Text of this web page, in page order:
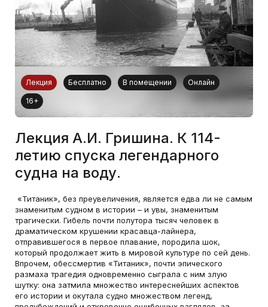
Лекция Бесплатно В помещении Онлайн
16+
Лекция А.И. Гришина. К 114-
летию спуска легендарного
судна на воду.
«Титаник», без преувеличения, является едва ли не самым
знаменитым судном в истории – и увы, знаменитым
трагически. Гибель почти полутора тысяч человек в
драматическом крушении красавца-лайнера,
отправившегося в первое плавание, породила шок,
который продолжает жить в мировой культуре по сей день.
Впрочем, обессмертив «Титаник», почти эпического
размаха трагедия одновременно сыграла с ним злую
шутку: она затмила множество интереснейших аспектов
его истории и окутала судно множеством легенд,